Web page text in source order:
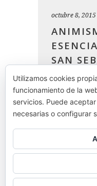
octubre 8, 2015
SAN
Nuestra
READ
Utilizamos cookies
funcionamiento de la
servicios. Puede
necesarias o configurar